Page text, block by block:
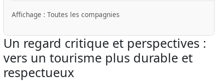
Affichage : Toutes les compagnies
Un regard critique et perspectives :
vers un tourisme plus durable et
respectueux